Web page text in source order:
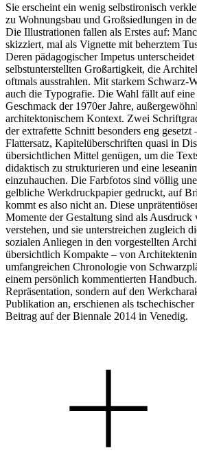
Sie erscheint ein wenig selbstironisch
zu Wohnungsbau und Großsiedlungen in
Die Illustrationen fallen als Erstes auf:
skizziert, mal als Vignette mit beherztem
Deren pädagogischer Impetus
selbstunterstellten Großartigkeit, die
oftmals ausstrahlen. Mit starkem Schwarz-
auch die Typografie. Die Wahl fällt auf
Geschmack der 1970er Jahre,
architektonischem Kontext. Zwei
der extrafette Schnitt besonders eng
Flattersatz, Kapitelüberschriften quasi in
übersichtlichen Mittel genügen, um die
didaktisch zu strukturieren und eine
einzuhauchen. Die Farbfotos sind völlig
gelbliche Werkdruckpapier gedruckt, auf
kommt es also nicht an. Diese
Momente der Gestaltung sind als Ausdruck
verstehen, und sie unterstreichen zugleich
sozialen Anliegen in den vorgestellten
übersichtlich Kompakte – von
umfangreichen Chronologie von
einem persönlich kommentierten
Repräsentation, sondern auf den
Publikation an, erschienen als
Beitrag auf der Biennale 2014 in Venedig.